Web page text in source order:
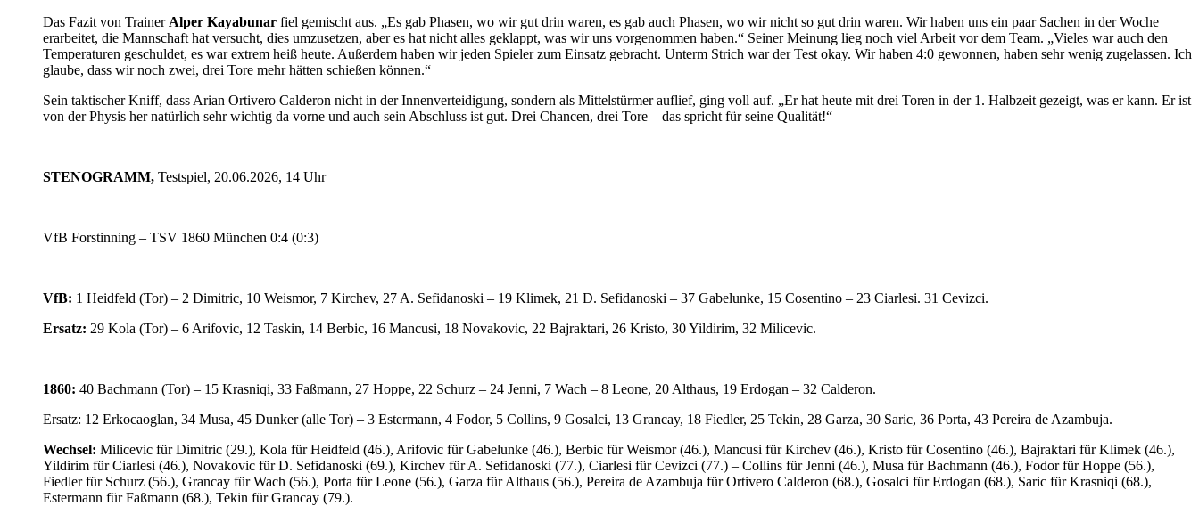
Das Fazit von Trainer Alper Kayabunar fiel gemischt aus. „Es gab Phasen, wo wir gut drin waren, es gab auch Phasen, wo wir nicht so gut drin waren. Wir haben uns ein paar Sachen in der Woche
erarbeitet, die Mannschaft hat versucht, dies umzusetzen, aber es hat nicht alles geklappt, was wir uns vorgenommen haben.“ Seiner Meinung lieg noch viel Arbeit vor dem Team. „Vieles war auch den
Temperaturen geschuldet, es war extrem heiß heute. Außerdem haben wir jeden Spieler zum Einsatz gebracht. Unterm Strich war der Test okay. Wir haben 4:0 gewonnen, haben sehr wenig zugelassen. Ich
glaube, dass wir noch zwei, drei Tore mehr hätten schießen können.“
Sein taktischer Kniff, dass Arian Ortivero Calderon nicht in der Innenverteidigung, sondern als Mittelstürmer auflief, ging voll auf. „Er hat heute mit drei Toren in der 1. Halbzeit gezeigt, was er kann. Er ist
von der Physis her natürlich sehr wichtig da vorne und auch sein Abschluss ist gut. Drei Chancen, drei Tore – das spricht für seine Qualität!“
STENOGRAMM, Testspiel, 20.06.2026, 14 Uhr
VfB Forstinning – TSV 1860 München 0:4 (0:3)
VfB: 1 Heidfeld (Tor) – 2 Dimitric, 10 Weismor, 7 Kirchev, 27 A. Sefidanoski – 19 Klimek, 21 D. Sefidanoski – 37 Gabelunke, 15 Cosentino – 23 Ciarlesi. 31 Cevizci.
Ersatz: 29 Kola (Tor) – 6 Arifovic, 12 Taskin, 14 Berbic, 16 Mancusi, 18 Novakovic, 22 Bajraktari, 26 Kristo, 30 Yildirim, 32 Milicevic.
1860: 40 Bachmann (Tor) – 15 Krasniqi, 33 Faßmann, 27 Hoppe, 22 Schurz – 24 Jenni, 7 Wach – 8 Leone, 20 Althaus, 19 Erdogan – 32 Calderon.
Ersatz: 12 Erkocaoglan, 34 Musa, 45 Dunker (alle Tor) – 3 Estermann, 4 Fodor, 5 Collins, 9 Gosalci, 13 Grancay, 18 Fiedler, 25 Tekin, 28 Garza, 30 Saric, 36 Porta, 43 Pereira de Azambuja.
Wechsel: Milicevic für Dimitric (29.), Kola für Heidfeld (46.), Arifovic für Gabelunke (46.), Berbic für Weismor (46.), Mancusi für Kirchev (46.), Kristo für Cosentino (46.), Bajraktari für Klimek (46.),
Yildirim für Ciarlesi (46.), Novakovic für D. Sefidanoski (69.), Kirchev für A. Sefidanoski (77.), Ciarlesi für Cevizci (77.) – Collins für Jenni (46.), Musa für Bachmann (46.), Fodor für Hoppe (56.),
Fiedler für Schurz (56.), Grancay für Wach (56.), Porta für Leone (56.), Garza für Althaus (56.), Pereira de Azambuja für Ortivero Calderon (68.), Gosalci für Erdogan (68.), Saric für Krasniqi (68.),
Estermann für Faßmann (68.), Tekin für Grancay (79.).